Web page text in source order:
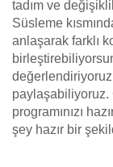
tadım ve
Süsleme
anlaşarak farklı
paylaşabiliyoruz.
programınızı
şey hazır bir